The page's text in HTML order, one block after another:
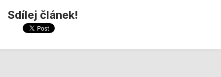
Sdílej článek!